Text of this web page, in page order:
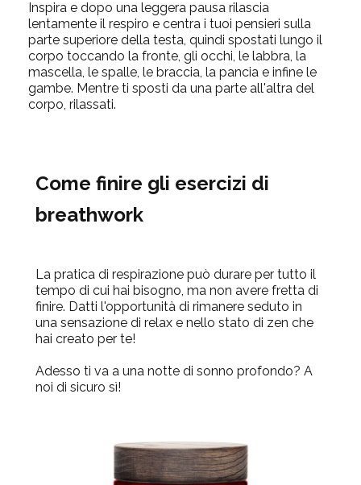
Inspira e dopo una leggera pausa rilascia
lentamente il respiro e centra i tuoi pensieri sulla
parte superiore della testa, quindi spostati lungo il
corpo toccando la fronte, gli occhi, le labbra, la
mascella, le spalle, le braccia, la pancia e infine le
gambe. Mentre ti sposti da una parte all'altra del
corpo, rilassati.
Come finire gli esercizi di
breathwork
La pratica di respirazione può durare per tutto il
tempo di cui hai bisogno, ma non avere fretta di
finire. Datti l'opportunità di rimanere seduto in
una sensazione di relax e nello stato di zen che
hai creato per te!
Adesso ti va a una notte di sonno profondo? A
noi di sicuro sì!